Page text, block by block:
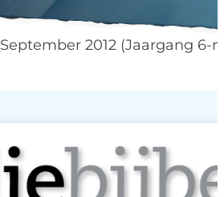
September 2012 (Jaargang 6-